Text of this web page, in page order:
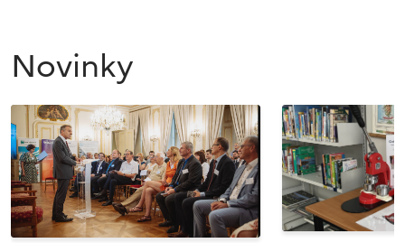
Novinky